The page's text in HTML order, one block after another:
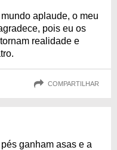
aplaude, o meu
pois eu os
realidade e
COMPARTILHAR
ganham asas e a